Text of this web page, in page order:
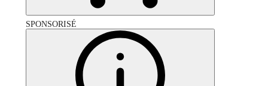
SPONSORISÉ